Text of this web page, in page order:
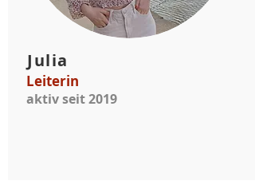
Julia
Leiterin
aktiv seit 2019